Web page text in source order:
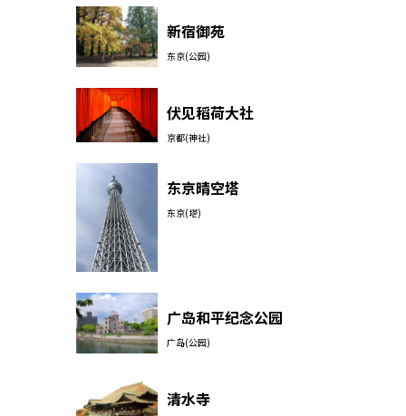
新宿御苑
东京(公园)
伏见稻荷大社
京都(神社)
东京晴空塔
东京(塔)
广岛和平纪念公园
广岛(公园)
清水寺